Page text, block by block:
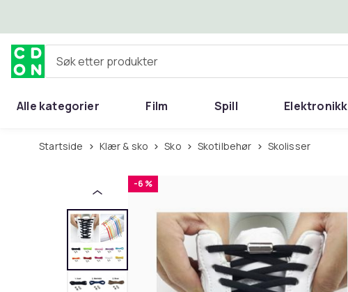
Søk etter produkter
Alle kategorier Film Spill Elektronikk
Startside Klær & sko Sko Skotilbehør Skolisser
-6 %